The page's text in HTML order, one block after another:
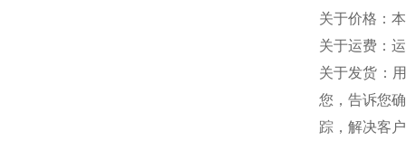
关于价格：
关于运费：
关于发货：
您，告诉您
踪，解决客